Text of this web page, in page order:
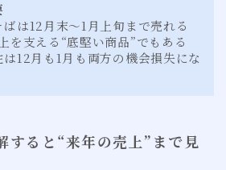
ばは12月末〜1月上旬まで売れる
を支える“底堅い商品”でもある
は12月も1月も両方の機会損失にな
ると“来年の売上”まで見